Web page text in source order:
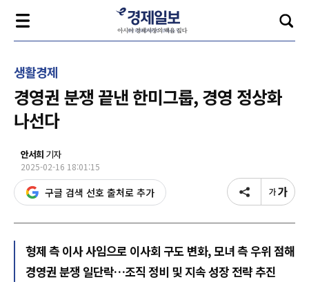
생활경제
경영권 분쟁 끝낸 한미그룹, 경영 정상화
나선다
안서희 기자
2025-02-16 18:01:15
구글 검색 선호 출처로 추가
형제 측 이사 사임으로 이사회 구도 변화, 모녀 측 우위 점해
경영권 분쟁 일단락…조직 정비 및 지속 성장 전략 추진